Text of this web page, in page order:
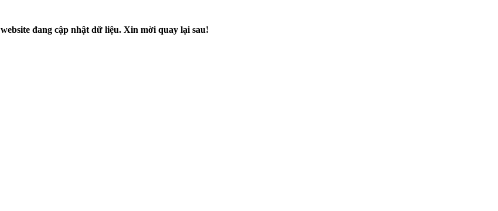
website đang cập nhật dữ liệu. Xin mời quay lại sau!